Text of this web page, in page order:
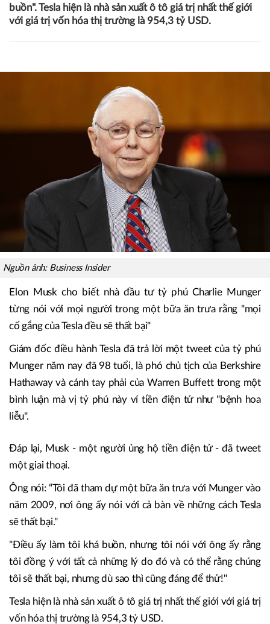
buồn". Tesla hiện là nhà sản xuất ô tô giá trị nhất thế giới
với giá trị vốn hóa thị trường là 954,3 tỷ USD.
Nguồn ảnh: Business Insider
Elon Musk cho biết nhà đầu tư tỷ phú Charlie Munger
từng nói với mọi người trong một bữa ăn trưa rằng "mọi
cố gắng của Tesla đều sẽ thất bại"
Giám đốc điều hành Tesla đã trả lời một tweet của tỷ phú
Munger năm nay đã 98 tuổi, là phó chủ tịch của Berkshire
Hathaway và cánh tay phải của Warren Buffett trong một
bình luận mà vị tỷ phú này ví tiền điện tử như "bệnh hoa
liễu".
Đáp lại, Musk - một người ủng hộ tiền điện tử - đã tweet
một giai thoại.
Ông nói: “Tôi đã tham dự một bữa ăn trưa với Munger vào
năm 2009, nơi ông ấy nói với cả bàn về những cách Tesla
sẽ thất bại."
"Điều ấy làm tôi khá buồn, nhưng tôi nói với ông ấy rằng
tôi đồng ý với tất cả những lý do đó và có thể rằng chúng
tôi sẽ thất bại, nhưng dù sao thì cũng đáng để thử!"
Tesla hiện là nhà sản xuất ô tô giá trị nhất thế giới với giá trị
vốn hóa thị trường là 954,3 tỷ USD.